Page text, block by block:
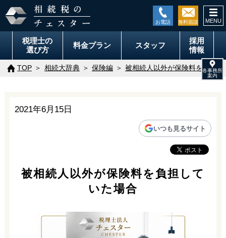
税理士の
選び方
料金プラン スタッフ
採用
情報
TOP 相続大辞典 保険編 被相続人以外が保険料を負担し
2021年6月15日
いつも見るサイト
被相続人以外が保険料を負担して
いた場合